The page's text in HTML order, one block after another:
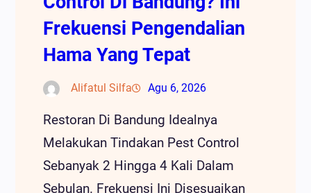
Frekuensi Pengendalian
Hama Yang Tepat
Alifatul Silfa Agu 6, 2026
Restoran Di Bandung Idealnya
Melakukan Tindakan Pest Control
Sebanyak 2 Hingga 4 Kali Dalam
Sebulan. Frekuensi Ini Disesuaikan